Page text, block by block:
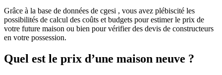
Grâce à la base de données de cgesi , vous avez plébiscité les
possibilités de calcul des coûts et budgets pour estimer le prix de
votre future maison ou bien pour vérifier des devis de constructeurs
en votre possession.
Quel est le prix d’une maison neuve ?